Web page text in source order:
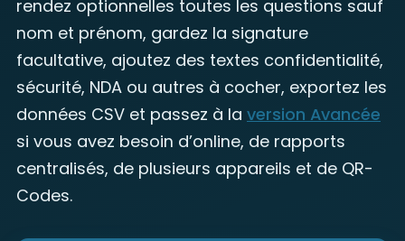
rendez optionnelles toutes les questions sauf
nom et prénom, gardez la signature
facultative, ajoutez des textes confidentialité,
sécurité, NDA ou autres à cocher, exportez les
données CSV et passez à la version Avancée
si vous avez besoin d’online, de rapports
centralisés, de plusieurs appareils et de QR-
Codes.